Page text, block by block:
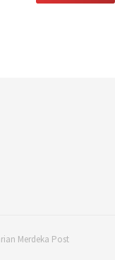
Merdeka Post